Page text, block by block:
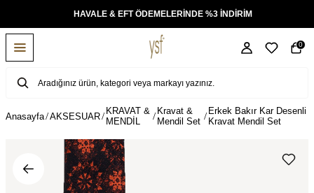
HAVALE & EFT ÖDEMELERİNDE %3 İNDİRİM
0
Anasayfa AKSESUAR
KRAVAT &
MENDİL
Kravat &
Mendil Set
Erkek Bakır Kar Desenli
Kravat Mendil Set